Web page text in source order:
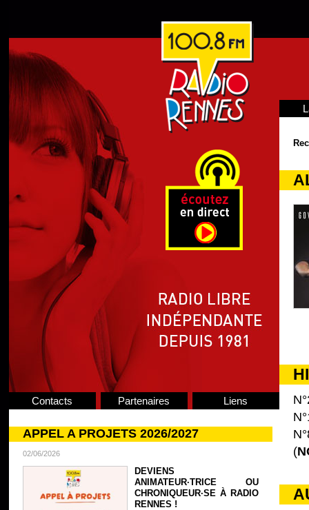
Contacts Partenaires Liens
APPEL A PROJETS 2026/2027
02/06/2026
DEVIENS
ANIMATEUR·TRICE OU
CHRONIQUEUR·SE À RADIO
RENNES !
(